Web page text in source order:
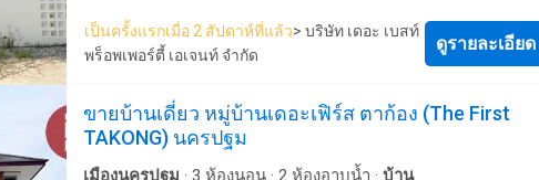
064614---- อีฟ (รหัสตัวแทน 5567-1) Line ID : ----m
Callcenter : 02-047----- สนใจดูทรัพย์อื่นๆ เพิ่มเติม มากกว่า
3,000 รายการ www.tb.c---- The Best Property Agent
วงจร ด้วยความเป็นมืออาชีพ ใช้เทคโนโลยี และ นวัตกรรมที่
สร้างสรรค์ เพื่อส่งมอบบริการที่ดีที่สุดเพื่อคุณ ให้บริการด้าน
ซื้อ ขาย เช่า อสังหาริมทรัพย์
ใต้ ของแถม - เฟอร์นิเจอร์ - เครื่องปรับอากาศ 1 เครื่อง -
เครื่องปั๊มน้ำ - แท็งก์น้ำ - เคาน์เตอร์ครัว - ฟรีค่าธรรมเนียม
โอน - ฟรีค่ามิเตอร์น้ำ - ฟรีค่ามิเตอร์ไฟ สถานที่ใกล้เคียง -
นครปฐม - โลตัส นครปฐม - โรงเรียนสิรินธร ราชวิทยาลัย
ราคา : 2,350,000 บาท ลิงค์แผนที่ :
https://maps.google.com/?q=13.77500900,100.0695----
เป็นครั้งแรกเมื่อ 2 สัปดาห์ที่แล้ว> บริษัท เดอะ เบสท์
พร็อพเพอร์ตี้ เอเจนท์ จำกัด
ดูรายละเอียด
ขายบ้านเดี่ยว หมู่บ้านเดอะเฟิร์ส ตาก้อง (The First
TAKONG) นครปฐม
เมืองนครปฐม · 3 ห้องนอน · 2 ห้องอาบน้ำ · บ้าน